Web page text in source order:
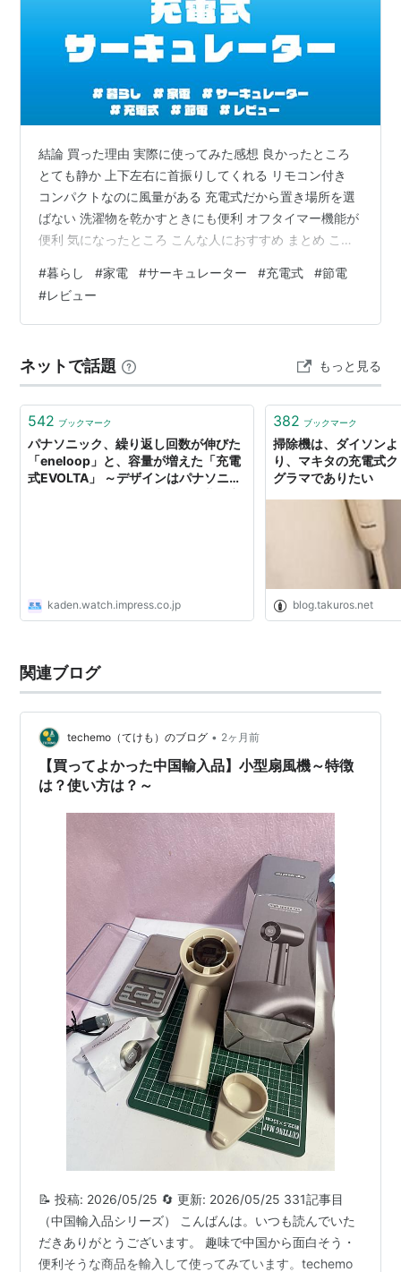
結論 買った理由 実際に使ってみた感想 良かったところ
とても静か 上下左右に首振りしてくれる リモコン付き
コンパクトなのに風量がある 充電式だから置き場所を選
ばない 洗濯物を乾かすときにも便利 オフタイマー機能が
便利 気になったところ こんな人におすすめ まとめ この
この充電式サーキュレーターです。 コンパクトなのに風
量もしっかりあり、上下左右に自動で首振りしてくれる
ので、部屋全体に風が行き渡ります。 在宅ワーク中も快
になりました。 エアコンの設定温度を少し高めにしても
快適に過ごせるよう…
#暮らし #家電 #サーキュレーター #充電式 #節電
#レビュー
ネットで話題 もっと見る
542 ブックマーク
パナソニック、繰り返し回数が伸びた
「eneloop」と、容量が増えた「充電
式EVOLTA」 ～デザインはパナソニッ
kaden.watch.impress.co.jp
382 ブックマーク
掃除機は、ダイソン
り、マキタの充電式
グラマでありたい
blog.takuros.net
関連ブログ
techemo（てけも）のブログ • 2ヶ月前
【買ってよかった中国輸入品】小型扇風機～特徴
は？使い方は？～
📝 投稿: 2026/05/25 🔄 更新: 2026/05/25 331記事目
（中国輸入品シリーズ） こんばんは。いつも読んでいた
だきありがとうございます。 趣味で中国から面白そう・
便利そうな商品を輸入して使ってみています。techemo